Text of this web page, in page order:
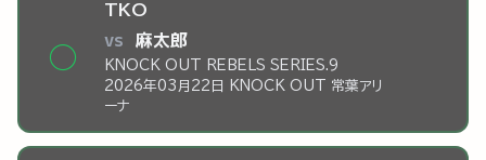
◯
TKO
vs 麻太郎
KNOCK OUT REBELS SERIES.9
2026年03月22日 KNOCK OUT 常葉アリ
ーナ